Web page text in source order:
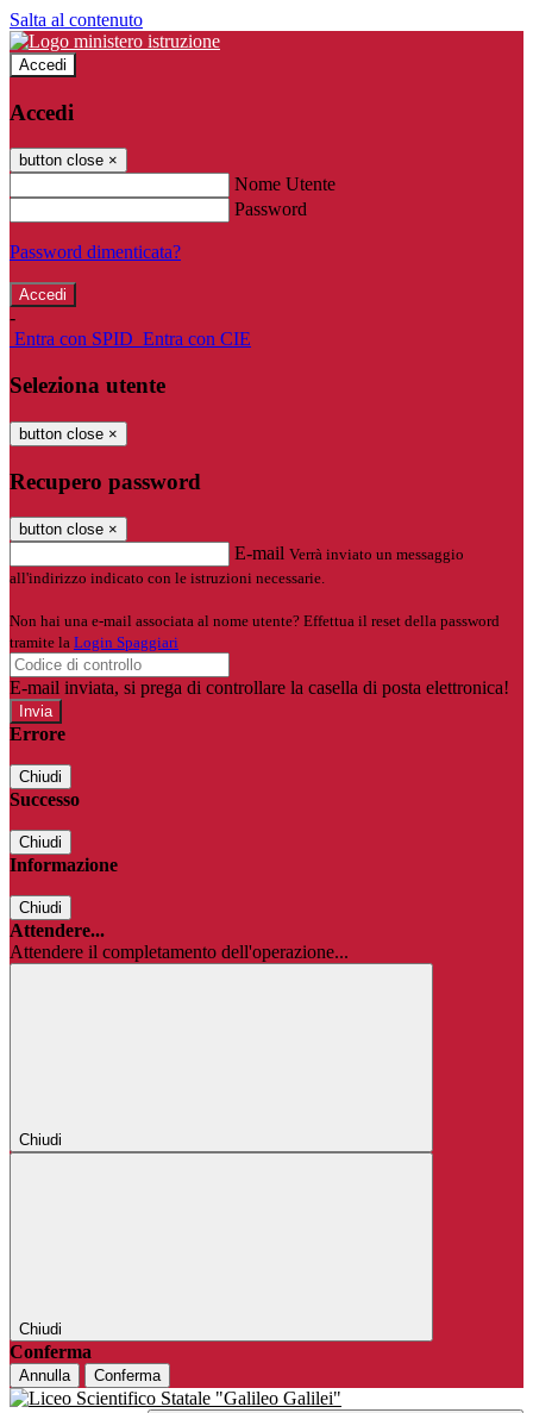
Salta al contenuto
Accedi
Accedi
button close ×
Nome Utente
Password
Password dimenticata?
-
Entra con SPID Entra con CIE
Seleziona utente
button close ×
Recupero password
button close ×
E-mail Verrà inviato un messaggio
all'indirizzo indicato con le istruzioni necessarie.
Non hai una e-mail associata al nome utente? Effettua il reset della password
tramite la Login Spaggiari
E-mail inviata, si prega di controllare la casella di posta elettronica!
Errore
Chiudi
Successo
Chiudi
Informazione
Chiudi
Attendere...
Attendere il completamento dell'operazione...
Chiudi
Chiudi
Conferma
Annulla Conferma